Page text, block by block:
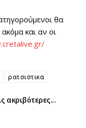
θα
και αν οι
ρατσιστικα
ακριβότερες...